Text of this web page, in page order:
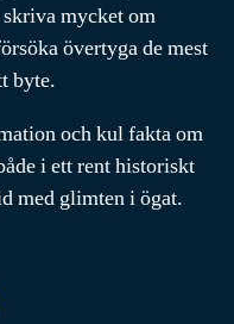
mycket om
övertyga de mest
byte.
och kul fakta om
i ett rent historiskt
med glimten i ögat.